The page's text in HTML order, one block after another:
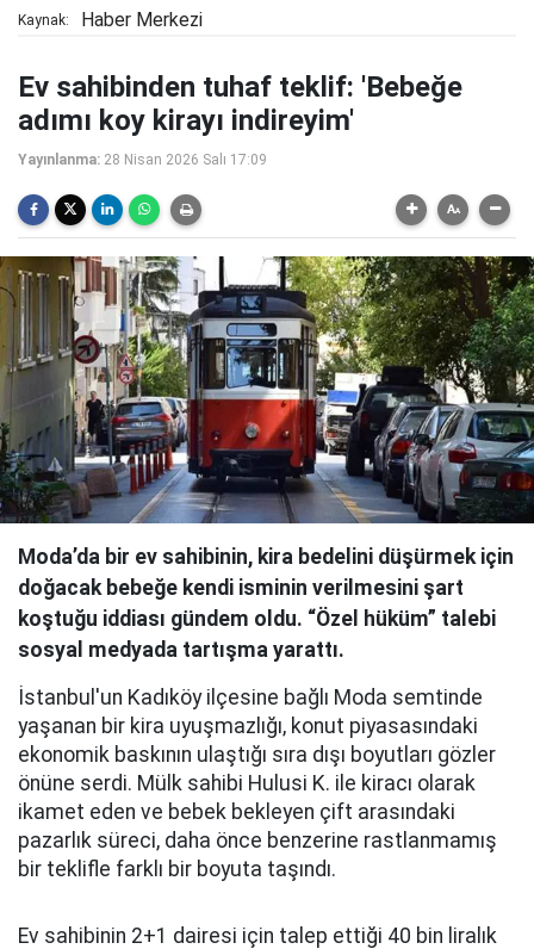
Kaynak: Haber Merkezi
Ev sahibinden tuhaf teklif: 'Bebeğe
adımı koy kirayı indireyim'
Yayınlanma: 28 Nisan 2026 Salı 17:09
Moda’da bir ev sahibinin, kira bedelini düşürmek için
doğacak bebeğe kendi isminin verilmesini şart
koştuğu iddiası gündem oldu. “Özel hüküm” talebi
sosyal medyada tartışma yarattı.
İstanbul'un Kadıköy ilçesine bağlı Moda semtinde
yaşanan bir kira uyuşmazlığı, konut piyasasındaki
ekonomik baskının ulaştığı sıra dışı boyutları gözler
önüne serdi. Mülk sahibi Hulusi K. ile kiracı olarak
ikamet eden ve bebek bekleyen çift arasındaki
pazarlık süreci, daha önce benzerine rastlanmamış
bir teklifle farklı bir boyuta taşındı.
Ev sahibinin 2+1 dairesi için talep ettiği 40 bin liralık